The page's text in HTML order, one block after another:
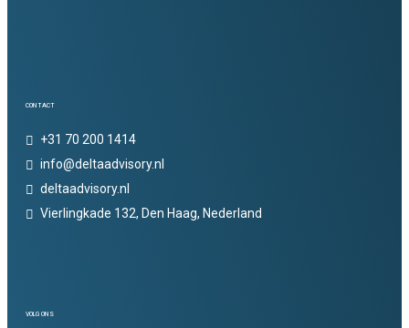
CONTACT
+31 70 200 1414
info@deltaadvisory.nl
deltaadvisory.nl
Vierlingkade 132, Den Haag, Nederland
VOLG ONS